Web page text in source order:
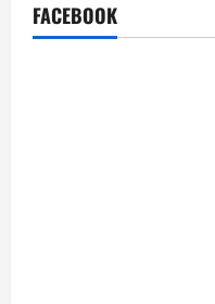
FACEBOOK